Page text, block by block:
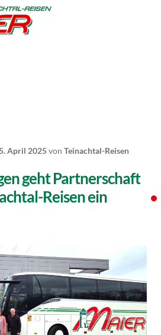
April 2025 vonTeinachtal-Reisen
geht Partnerschaft
Reisen ein